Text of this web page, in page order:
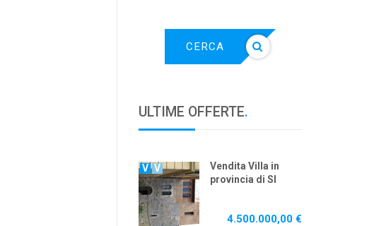
CERCA
ULTIME OFFERTE.
V V
Vendita Villa in
provincia di SI
4.500.000,00 €